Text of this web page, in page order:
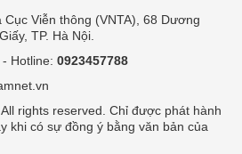
Viễn thông (VNTA), 68 Dương
TP. Hà Nội.
- Hotline: 0923457788
rights reserved. Chỉ được phát hành
khi có sự đồng ý bằng văn bản của